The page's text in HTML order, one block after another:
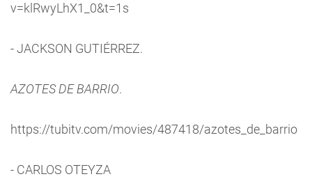
v=klRwyLhX1_0&t=1s
- JACKSON GUTIÉRREZ.
AZOTES DE BARRIO.
https://tubitv.com/movies/487418/azotes_de_barrio
- CARLOS OTEYZA